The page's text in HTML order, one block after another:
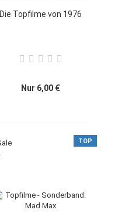
Die Topfilme von 1976
Nur 6,00 €
TOP